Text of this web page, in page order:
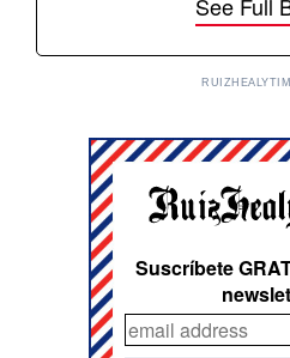
See Full
Suscríbete